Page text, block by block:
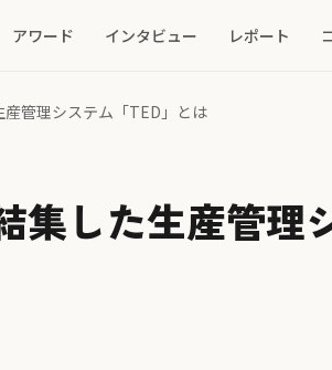
アワード インタビュー レポート
管理システム「TED」とは
集した生産管理